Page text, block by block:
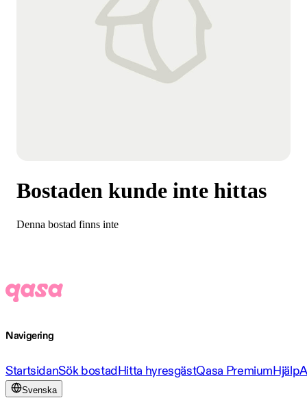
Bostaden kunde inte hittas
Denna bostad finns inte
Navigering
StartsidanSök bostadHitta hyresgästQasa PremiumHjälp
Svenska